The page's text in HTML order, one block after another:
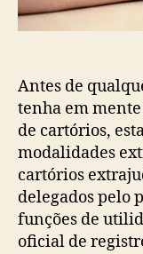
Antes de
tenha em
de cartórios,
modalidades
cartórios
delegados pelo
funções de
oficial de